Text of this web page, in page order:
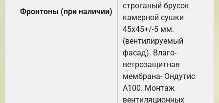
Фронтоны (при наличии)
строганый брусок
камерной сушки
45х45+/-5 мм.
(вентилируемый
фасад). Влаго-
ветрозащитная
мембрана- Ондутис
А100. Монтаж
вентиляционных